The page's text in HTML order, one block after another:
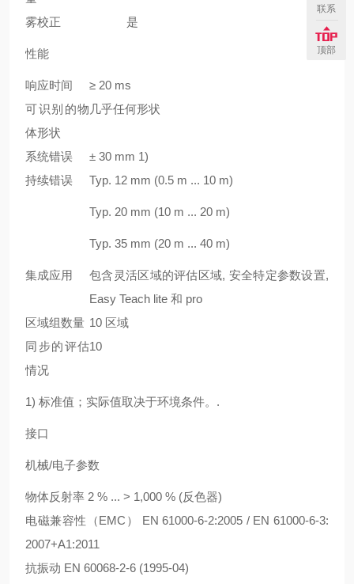
雾校正
是
性能
响应时间
≥ 20 ms
可识别的物
体形状
几乎任何形状
系统错误 ± 30 mm 1)
持续错误
Typ. 12 mm (0.5 m ... 10 m)
Typ. 20 mm (10 m ... 20 m)
Typ. 35 mm (20 m ... 40 m)
集成应用
包含灵活区域的评估区域, 安全特定参数设置,
Easy Teach lite 和 pro
区域组数量 10 区域
同步的评估
情况
10
1) 标准值；实际值取决于环境条件。.
接口
机械/电子参数
物体反射率 2 % ... > 1,000 % (反色器)
电磁兼容性（EMC） EN 61000-6-2:2005 / EN 61000-6-3:
2007+A1:2011
抗振动 EN 60068-2-6 (1995-04)
联系
顶部